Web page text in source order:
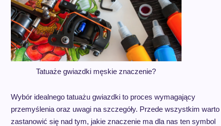
Tatuaże gwiazdki męskie znaczenie?
Wybór idealnego tatuażu gwiazdki to proces wymagający
przemyślenia oraz uwagi na szczegóły. Przede wszystkim warto
zastanowić się nad tym, jakie znaczenie ma dla nas ten symbol